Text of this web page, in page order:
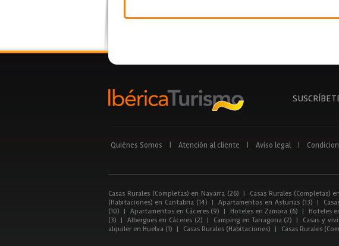
Quiénes Somos Atención al cliente Aviso legal
Casas Rurales (Completas) en Navarra (26) | Casas Rurales (Completas)
(Habitaciones) en Cantabria (14)
| Apartamentos en Asturias (13) |
(10)
| Apartamentos en Cáceres (9) | Hoteles en Zamora (6) | Hoteles
(3)
| Albergues en Cáceres (2) | Camping en Tarragona (2) | Casas y
alquiler en Huelva (1)
| Casas Rurales (Habitaciones) | Casas Rurales